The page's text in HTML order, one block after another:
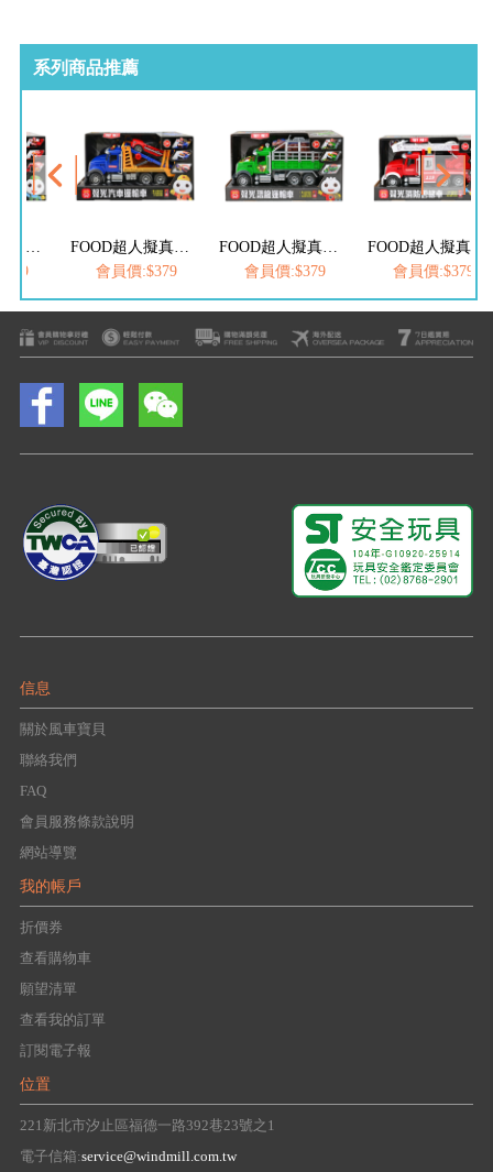
系列商品推薦
會員價:$379
會員價:$379
會員價:$379
信息
關於風車寶貝
聯絡我們
FAQ
會員服務條款說明
網站導覽
我的帳戶
折價券
查看購物車
願望清單
查看我的訂單
訂閱電子報
位置
221新北市汐止區福德一路392巷23號之1
電子信箱:service@windmill.com.tw